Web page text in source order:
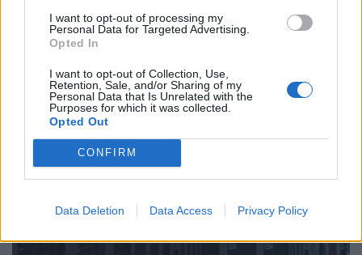
I want to opt-out of processing my
Personal Data for Targeted Advertising.
Opted In
I want to opt-out of Collection, Use,
Retention, Sale, and/or Sharing of my
Personal Data that Is Unrelated with the
Purposes for which it was collected.
Opted Out
CONFIRM
Data Deletion Data Access Privacy Policy
ΝΕΕΣ ΤΕΧΝΟΛΟΓΙΕΣ
Schneider Electric στα Cloud Computing
Awards 2026
05/08/2026 - 11:56